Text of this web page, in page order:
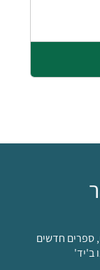
ספרים חדשים
ב'יד'